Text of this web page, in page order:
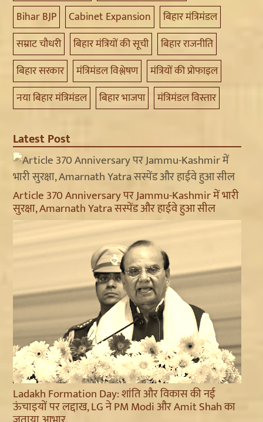
Bihar BJP
Cabinet Expansion
बिहार मंत्रिमंडल
सम्राट चौधरी
बिहार मंत्रियों की सूची
बिहार राजनीति
बिहार सरकार
मंत्रिमंडल विश्लेषण
मंत्रियों की प्रोफाइल
नया बिहार मंत्रिमंडल
बिहार भाजपा मंत्रिमंडल विस्तार
Latest Post
Article 370 Anniversary पर Jammu-Kashmir में भारी
सुरक्षा, Amarnath Yatra सस्पेंड और हाईवे हुआ सील
Ladakh Formation Day: शांति और विकास की नई
ऊंचाइयों पर लद्दाख, LG ने PM Modi और Amit Shah का